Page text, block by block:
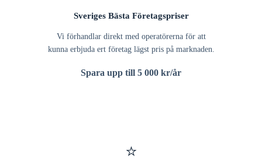
Sveriges Bästa Företagspriser
Vi förhandlar direkt med operatörerna för att
kunna erbjuda ert företag lägst pris på marknaden.
Spara upp till 5 000 kr/år
⭐